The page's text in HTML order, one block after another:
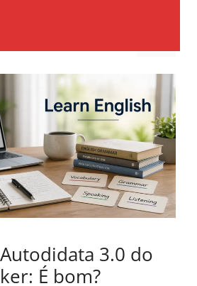
3.0 do
É bom?